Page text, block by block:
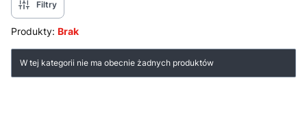
Filtry
Produkty: Brak
Lista produktów
W tej kategorii nie ma obecnie żadnych produktów